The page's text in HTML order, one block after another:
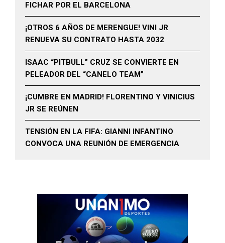
FICHAR POR EL BARCELONA
¡OTROS 6 AÑOS DE MERENGUE! VINI JR
RENUEVA SU CONTRATO HASTA 2032
ISAAC “PITBULL” CRUZ SE CONVIERTE EN
PELEADOR DEL “CANELO TEAM”
¡CUMBRE EN MADRID! FLORENTINO Y VINICIUS
JR SE REÚNEN
TENSIÓN EN LA FIFA: GIANNI INFANTINO
CONVOCA UNA REUNIÓN DE EMERGENCIA